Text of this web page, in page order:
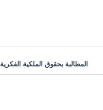
المطالبة بحقوق الملكية الفكرية